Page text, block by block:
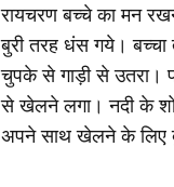
रायचरण बच्चे का मन
बुरी तरह धंस गये। बच्‍चा
चुपके से गाड़ी से उतरा।
से खेलने लगा। नदी के
अपने साथ खेलने के लिए